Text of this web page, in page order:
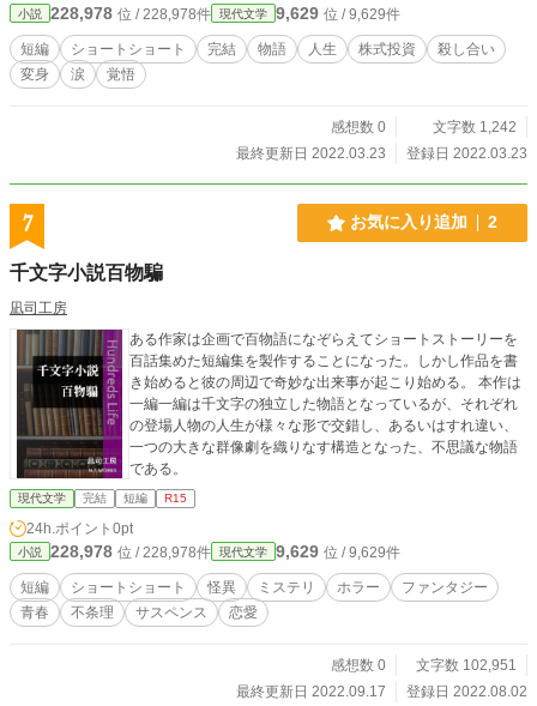
小説 228,978 位 / 228,978件 現代文学 9,629 位 / 9,629件
短編 ショートショート 完結 物語 人生 株式投資
殺し合い
変身
涙 覚悟
感想数 0
文字数 1,242
最終更新日 2022.03.23
登録日 2022.03.23
7 お気に入り追加 2
千文字小説百物騙
凪司工房
ある作家は企画で百物語になぞらえてショートストーリーを
百話集めた短編集を製作することになった。しかし作品を書
き始めると彼の周辺で奇妙な出来事が起こり始める。 本作は
一編一編は千文字の独立した物語となっているが、それぞれ
の登場人物の人生が様々な形で交錯し、あるいはすれ違い、
一つの大きな群像劇を織りなす構造となった、不思議な物語
である。
現代文学 完結 短編 R15
24h.ポイント 0pt
小説 228,978 位 / 228,978件 現代文学 9,629 位 / 9,629件
短編 ショートショート 怪異 ミステリ ホラー
ファンタジー
青春
不条理 サスペンス 恋愛
感想数 0
文字数 102,951
最終更新日 2022.09.17
登録日 2022.08.02